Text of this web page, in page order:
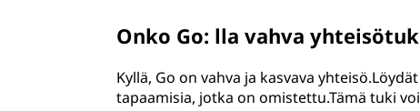
Onko Go: lla vahva
Kyllä, Go on vahva ja kasvava
tapaamisia, jotka on omistettu.Tämä tuki